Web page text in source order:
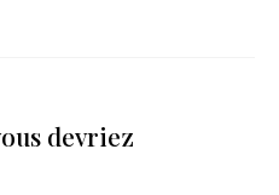
devriez